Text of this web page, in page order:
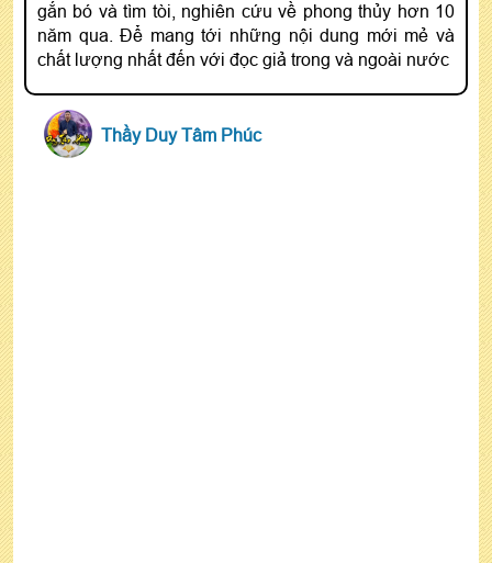
gắn bó và tìm tòi, nghiên cứu về phong thủy hơn 10
năm qua. Để mang tới những nội dung mới mẻ và
chất lượng nhất đến với đọc giả trong và ngoài nước
Thầy Duy Tâm Phúc